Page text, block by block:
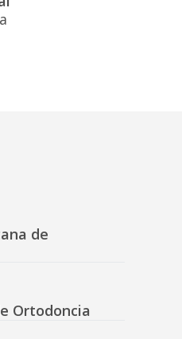
de
Ortodoncia